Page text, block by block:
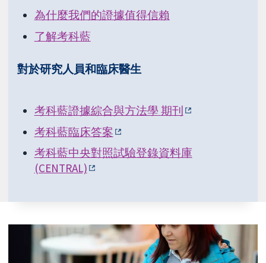
為什麼我們的證據值得信賴
了解考科藍
對於研究人員和臨床醫生
考科藍證據綜合與方法學 期刊
考科藍臨床答案
考科藍中央對照試驗登錄資料庫
(CENTRAL)